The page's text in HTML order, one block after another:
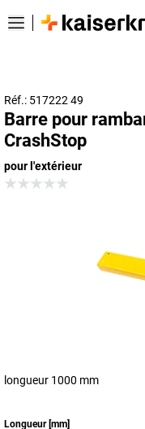
Réf.: 517222 49
Barre pour
CrashStop
pour l'extérieur
longueur 1000 mm
Longueur[mm]